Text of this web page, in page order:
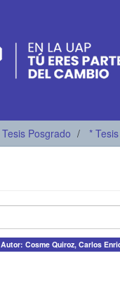
Tesis Posgrado *
Autor: Cosme Quiroz, Carlos